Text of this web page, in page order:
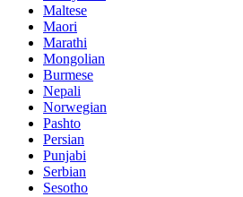
Maltese
Maori
Marathi
Mongolian
Burmese
Nepali
Norwegian
Pashto
Persian
Punjabi
Serbian
Sesotho